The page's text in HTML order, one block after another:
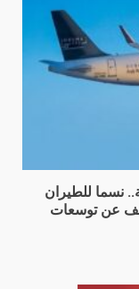
نسما للطيران
عن توسعات